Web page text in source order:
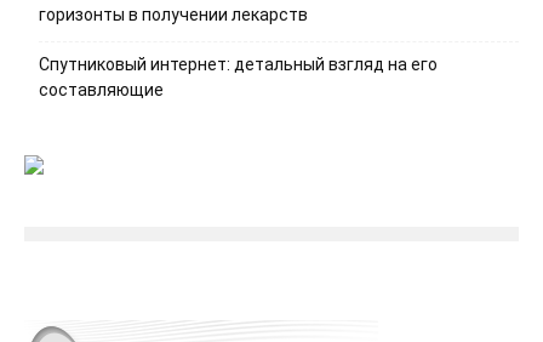
горизонты в получении лекарств
Спутниковый интернет: детальный взгляд на его
составляющие